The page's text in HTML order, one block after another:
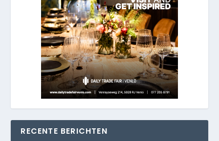
RECENTE BERICHTEN